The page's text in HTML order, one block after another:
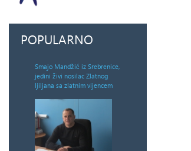
POPULARNO
Smajo Mandžić iz Srebrenice,
jedini živi nosilac Zlatnog
ljiljana sa zlatnim vijencem